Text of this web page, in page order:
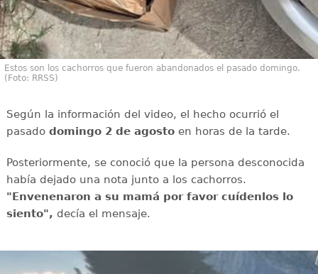
Estos son los cachorros que fueron abandonados el pasado domingo.
(Foto: RRSS)
Según la información del video, el hecho ocurrió el
pasado domingo 2 de agostoen horas de la tarde.
Posteriormente, se conoció que la persona desconocida
había dejado una nota junto a los cachorros.
"Envenenaron a su mamá por favor cuídenlos lo
siento", decía el mensaje.